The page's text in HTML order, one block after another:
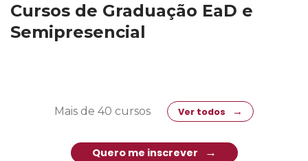
Cursos de Graduação EaD e
Semipresencial
Mais de 40 cursos Ver todos
Quero me inscrever